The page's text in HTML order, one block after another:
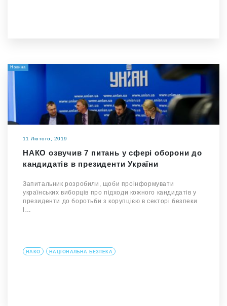
Новина
11 Лютого, 2019
НАКО озвучив 7 питань у сфері оборони до
кандидатів в президенти України
Запитальник розробили, щоби проінформувати
українських виборців про підходи кожного кандидатів у
президенти до боротьби з корупцією в секторі безпеки
і…
НАКО НАЦІОНАЛЬНА БЕЗПЕКА